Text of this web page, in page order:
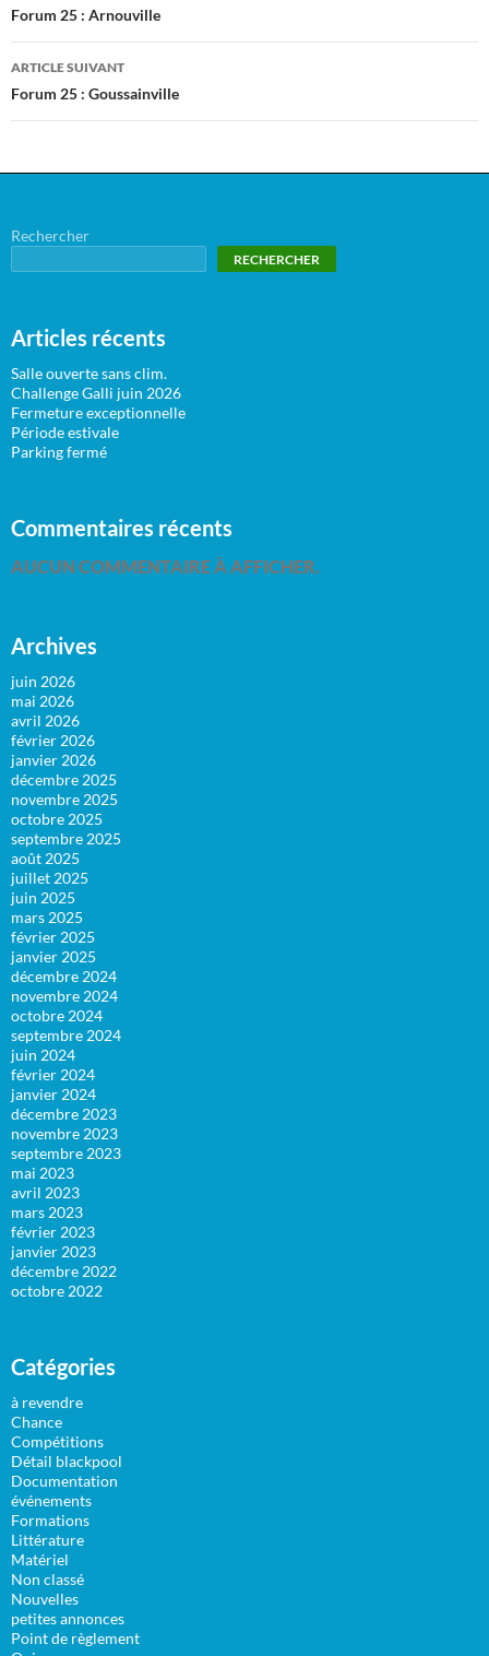
Forum 25 : Arnouville
ARTICLE SUIVANT
Forum 25 : Goussainville
Rechercher
RECHERCHER
Articles récents
Salle ouverte sans clim.
Challenge Galli juin 2026
Fermeture exceptionnelle
Période estivale
Parking fermé
Commentaires récents
AUCUN COMMENTAIRE À AFFICHER.
Archives
juin 2026
mai 2026
avril 2026
février 2026
janvier 2026
décembre 2025
novembre 2025
octobre 2025
septembre 2025
août 2025
juillet 2025
juin 2025
mars 2025
février 2025
janvier 2025
décembre 2024
novembre 2024
octobre 2024
septembre 2024
juin 2024
février 2024
janvier 2024
décembre 2023
novembre 2023
septembre 2023
mai 2023
avril 2023
mars 2023
février 2023
janvier 2023
décembre 2022
octobre 2022
Catégories
à revendre
Chance
Compétitions
Détail blackpool
Documentation
événements
Formations
Littérature
Matériel
Non classé
Nouvelles
petites annonces
Point de règlement